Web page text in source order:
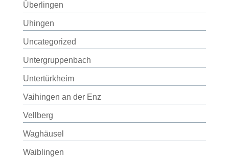
Überlingen
Uhingen
Uncategorized
Untergruppenbach
Untertürkheim
Vaihingen an der Enz
Vellberg
Waghäusel
Waiblingen